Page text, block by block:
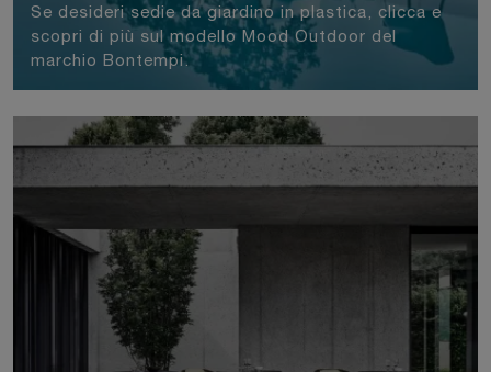
Se desideri sedie da giardino in plastica, clicca e
scopri di più sul modello Mood Outdoor del
marchio Bontempi.